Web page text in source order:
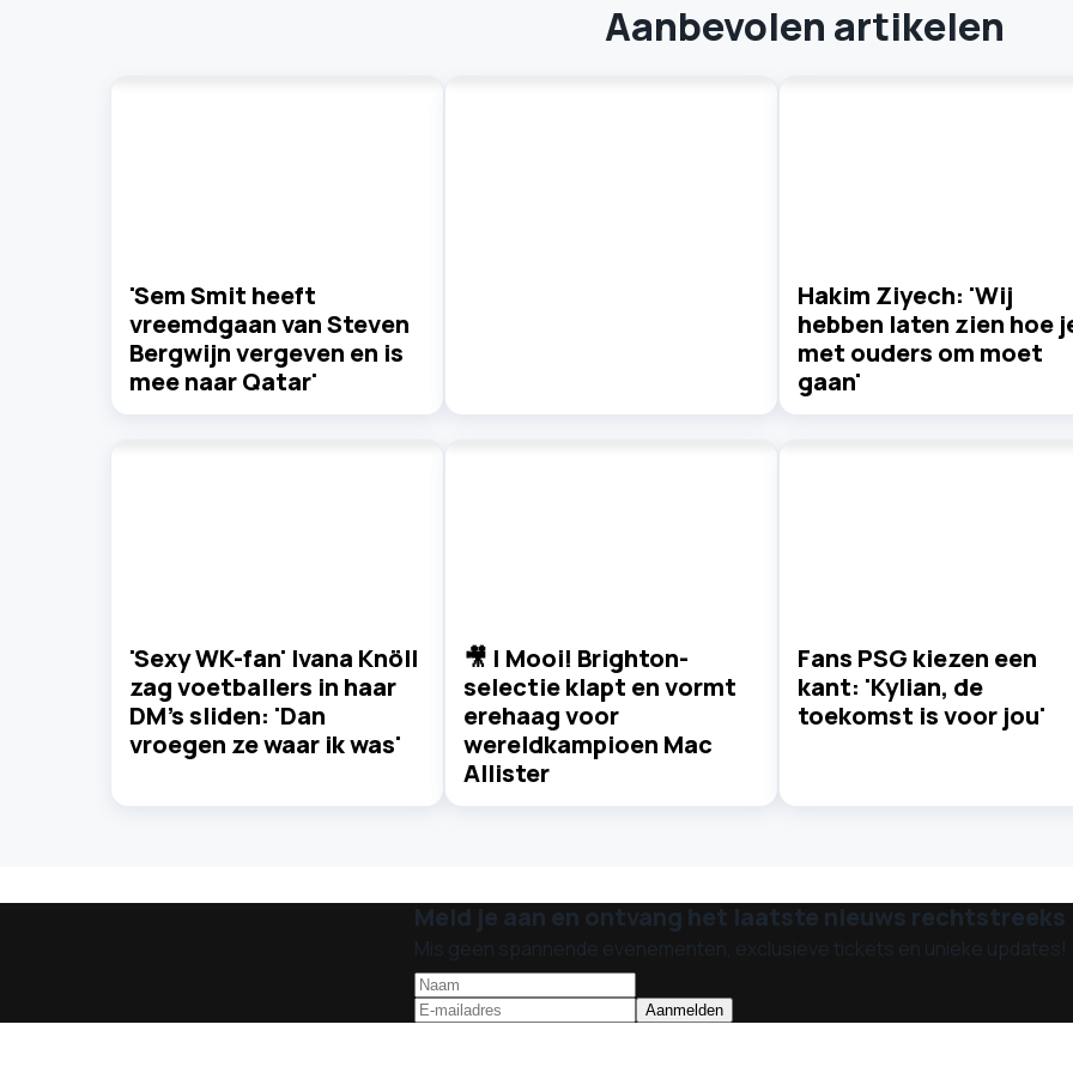
Aanbevolen artikelen
'Sem Smit heeft
vreemdgaan van Steven
Bergwijn vergeven en is
mee naar Qatar'
Hakim Ziyech: 'Wij
hebben laten zien hoe
met ouders om moet
gaan'
'Sexy WK-fan' Ivana Knöll
zag voetballers in haar
DM's sliden: 'Dan
vroegen ze waar ik was'
🎥 | Mooi! Brighton-
selectie klapt en vormt
erehaag voor
wereldkampioen Mac
Allister
Fans PSG kiezen een
kant: 'Kylian, de
toekomst is voor jou'
Meld je aan en ontvang het laatste nieuws rechtstreeks
Mis geen spannende evenementen, exclusieve tickets en unieke updates!